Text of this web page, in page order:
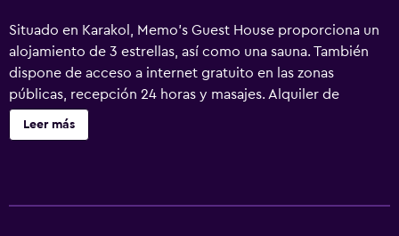
Situado en Karakol, Memo's Guest House proporciona un
alojamiento de 3 estrellas, así como una sauna. También
dispone de acceso a internet gratuito en las zonas
públicas, recepción 24 horas y masajes. Alquiler de
bicicletas, servicio de tintorería y un servicio de
guardaequipajes son solo algunos de los servicios que
Leer más